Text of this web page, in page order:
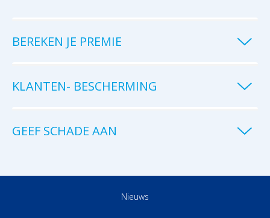
BEREKEN JE PREMIE
KLANTEN- BESCHERMING
GEEF SCHADE AAN
Nieuws